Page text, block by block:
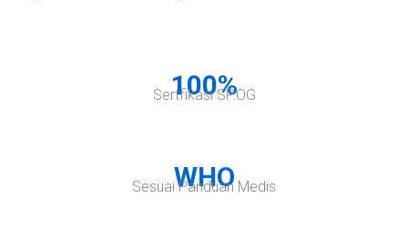
100%
Sertfikasi SP.OG
WHO
Sesuai Panduan Medis